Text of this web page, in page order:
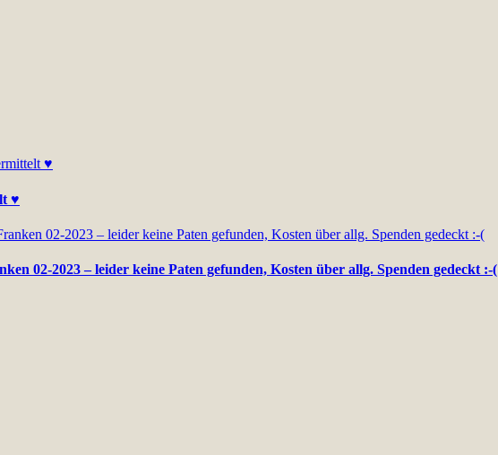
♥
02-2023 – leider keine Paten gefunden, Kosten über allg. Spenden gedeckt :-(